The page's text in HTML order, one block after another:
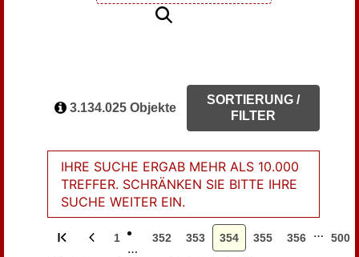
3.134.025 Objekte
SORTIERUNG /
FILTER
IHRE SUCHE ERGAB MEHR ALS 10.000
TREFFER. SCHRÄNKEN SIE BITTE IHRE
SUCHE WEITER EIN.
1
…
352 353 354 355 356 … 500